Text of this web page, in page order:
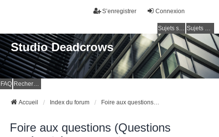
Connexion
S’enregistrer
Sujets sans réponse Sujets actifs
Studio Deadcrows
FAQ Rechercher
Accueil Index du forum Foire aux questions (Questions posées fréquemment)
Foire aux questions (Questions